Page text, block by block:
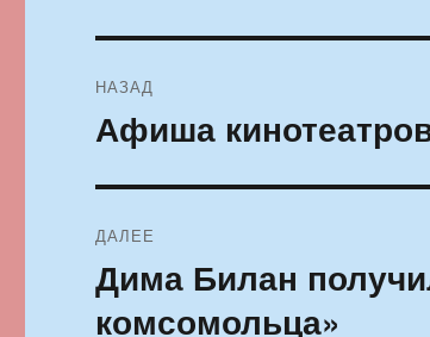
по
НАЗАД
Предыдущая
запись:
Афиша
ДАЛЕЕ
Следующая
запись:
Дима Билан
комсомольца»